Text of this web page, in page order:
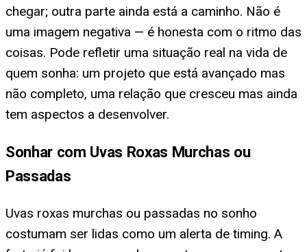
chegar; outra parte ainda está a caminho. Não é
uma imagem negativa — é honesta com o ritmo das
coisas. Pode refletir uma situação real na vida de
quem sonha: um projeto que está avançado mas
não completo, uma relação que cresceu mas ainda
tem aspectos a desenvolver.
Sonhar com Uvas Roxas Murchas ou
Passadas
Uvas roxas murchas ou passadas no sonho
costumam ser lidas como um alerta de timing. A